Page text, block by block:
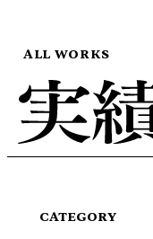
ALL WORKS
CATEGORY